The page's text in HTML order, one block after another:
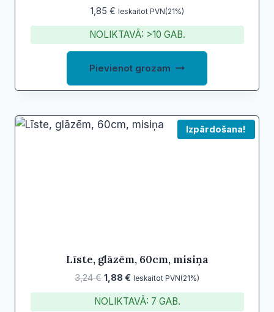
1,85 € Ieskaitot PVN(21%)
NOLIKTAVĀ: >10 GAB.
Pievienot grozam
Izpārdošana!
Līste, glāzēm, 60cm, misiņa
3,24€ Original
price
was:
1,88€Current
price
is:
Ieskaitot PVN(21%)
NOLIKTAVĀ: 7 GAB.